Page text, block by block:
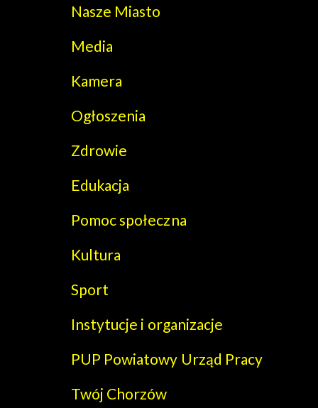
Nasze Miasto
Media
Kamera
Ogłoszenia
Zdrowie
Edukacja
Pomoc społeczna
Kultura
Sport
Instytucje i organizacje
PUP Powiatowy Urząd Pracy
Twój Chorzów